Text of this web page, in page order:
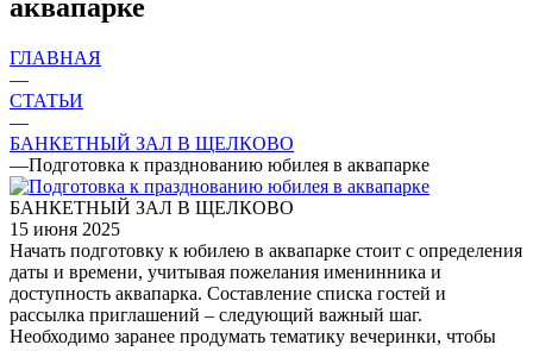
аквапарке
ГЛАВНАЯ
—
СТАТЬИ
—
БАНКЕТНЫЙ ЗАЛ В ЩЕЛКОВО
—Подготовка к празднованию юбилея в аквапарке
БАНКЕТНЫЙ ЗАЛ В ЩЕЛКОВО
15 июня 2025
Начать подготовку к юбилею в аквапарке стоит с определения
даты и времени, учитывая пожелания именинника и
доступность аквапарка. Составление списка гостей и
рассылка приглашений – следующий важный шаг.
Необходимо заранее продумать тематику вечеринки, чтобы